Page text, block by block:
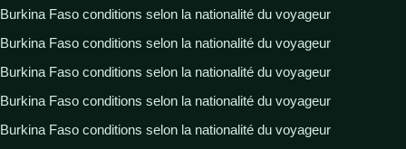
Burkina Faso conditions selon la nationalité du voyageur
Burkina Faso conditions selon la nationalité du voyageur
Burkina Faso conditions selon la nationalité du voyageur
Burkina Faso conditions selon la nationalité du voyageur
Burkina Faso conditions selon la nationalité du voyageur